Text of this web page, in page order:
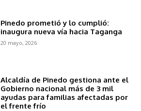
Pinedo prometió y lo cumplió:
inaugura nueva vía hacia Taganga
20 mayo, 2026
Alcaldía de Pinedo gestiona ante el
Gobierno nacional más de 3 mil
ayudas para familias afectadas por
el frente frío